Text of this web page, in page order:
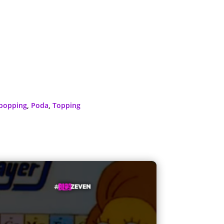
, Poda, Topping